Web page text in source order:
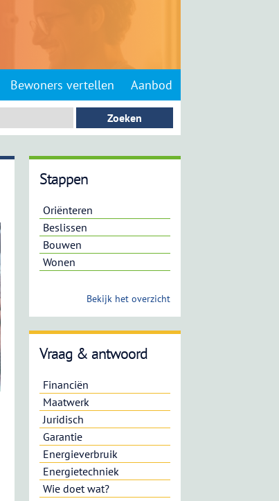
Bewoners vertellen Aanbod
Stappen
Oriënteren
Beslissen
Bouwen
Wonen
Bekijk het overzicht
Vraag & antwoord
Financiën
Maatwerk
Juridisch
Garantie
Energieverbruik
Energietechniek
Wie doet wat?